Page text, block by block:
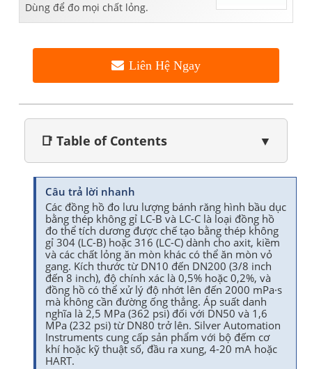
Dùng để đo mọi chất lỏng.
Liên Hệ Ngay
📑 Table of Contents ▼
Câu trả lời nhanh
Các đồng hồ đo lưu lượng bánh răng hình bầu dục
bằng thép không gỉ LC-B và LC-C là loại đồng hồ
đo thể tích dương được chế tạo bằng thép không
gỉ 304 (LC-B) hoặc 316 (LC-C) dành cho axit, kiềm
và các chất lỏng ăn mòn khác có thể ăn mòn vỏ
gang. Kích thước từ DN10 đến DN200 (3/8 inch
đến 8 inch), độ chính xác là 0,5% hoặc 0,2%, và
đồng hồ có thể xử lý độ nhớt lên đến 2000 mPa·s
mà không cần đường ống thẳng. Áp suất danh
nghĩa là 2,5 MPa (362 psi) đối với DN50 và 1,6
MPa (232 psi) từ DN80 trở lên. Silver Automation
Instruments cung cấp sản phẩm với bộ đếm cơ
khí hoặc kỹ thuật số, đầu ra xung, 4-20 mA hoặc
HART.